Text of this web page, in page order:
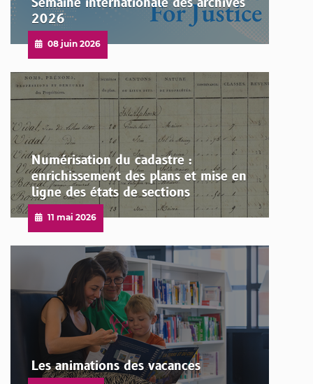
2026
Publié
le
08 juin 2026
Numérisation du cadastre :
enrichissement des plans et mise en
ligne des états de sections
Publié
le
11 mai 2026
Les animations des vacances